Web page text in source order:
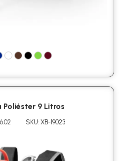
Poliéster 9 Litros
SKU: XB-19023